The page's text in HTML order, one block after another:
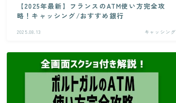
【2025年最新】フランスのATM使い方完全攻
略！キャッシング/おすすめ銀行
2025.08.13 キャッシング